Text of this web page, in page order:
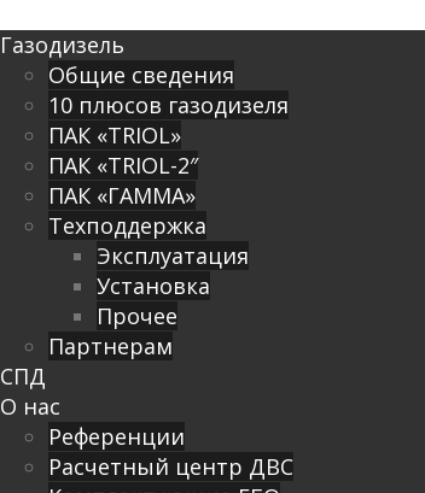
Газодизель
Общие сведения
10 плюсов газодизеля
ПАК «TRIOL»
ПАК «TRIOL-2″
ПАК «ГАММА»
Техподдержка
Эксплуатация
Установка
Прочее
Партнерам
СПД
О нас
Референции
Расчетный центр ДВС